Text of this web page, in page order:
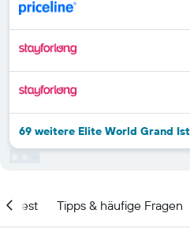
Tipps & häufige Fragen